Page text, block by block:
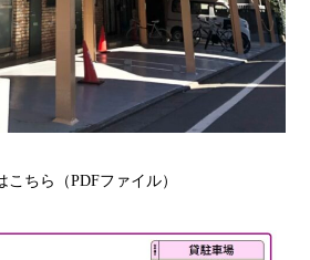
こちら（PDFファイル）